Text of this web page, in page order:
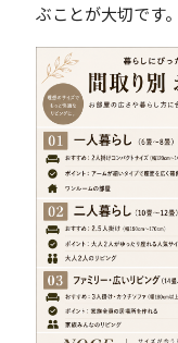
ぶことが大切です。